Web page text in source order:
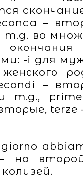
–
во
-i для
–
т.д., prime
giorno
– на